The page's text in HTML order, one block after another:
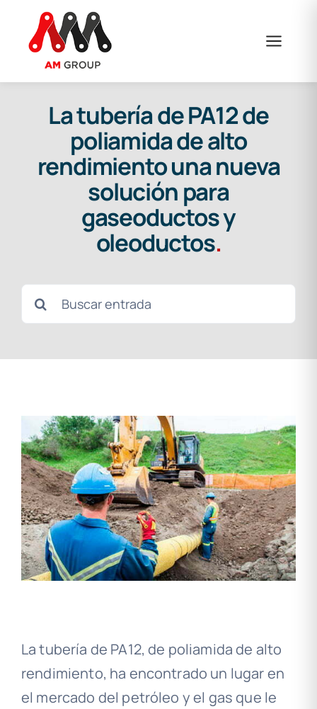
contenido
La tubería de PA12 de
poliamida de alto
rendimiento una nueva
solución para
gaseoductos y
oleoductos.
Buscar:
La tubería de PA12, de poliamida de alto
rendimiento, ha encontrado un lugar en
el mercado del petróleo y el gas que le